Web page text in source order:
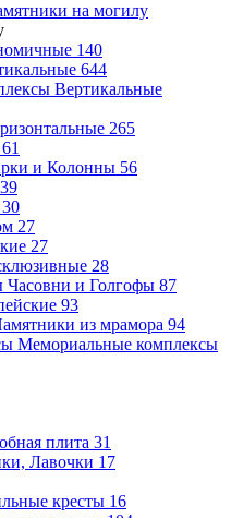
на могилу
140
644
Вертикальные
265
61
и Колонны 56
39
30
27
27
28
Часовни и Голгофы 87
93
из мрамора 94
Мемориальные комплексы
плита 31
Лавочки 17
кресты 16